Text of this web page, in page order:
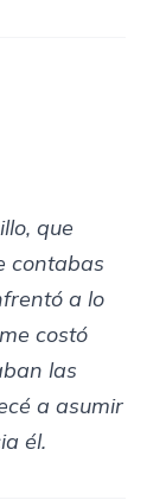
que
contabas
a lo
costó
las
a asumir
él.